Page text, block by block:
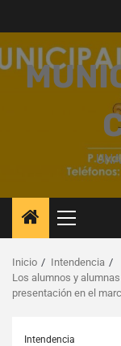
contenido
Menú
principal
Inicio
Intendencia
Los alumnos y
presentación en el
Intendencia